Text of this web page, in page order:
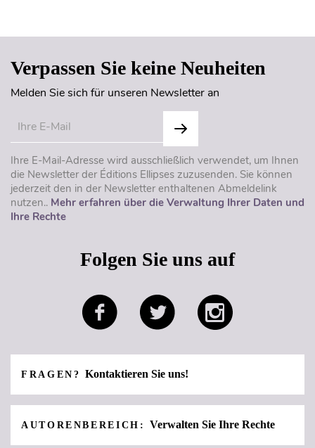
Verpassen Sie keine Neuheiten
Melden Sie sich für unseren Newsletter an
Ihre E-Mail-Adresse wird ausschließlich verwendet, um Ihnen
die Newsletter der Éditions Ellipses zuzusenden. Sie können
jederzeit den in der Newsletter enthaltenen Abmeldelink
nutzen.. Mehr erfahren über die Verwaltung Ihrer Daten und
Ihre Rechte
Folgen Sie uns auf
FRAGEN?Kontaktieren Sie uns!
AUTORENBEREICH: Verwalten Sie Ihre Rechte